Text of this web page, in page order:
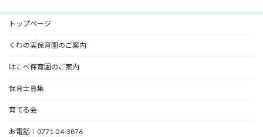
トップページ
くわの実保育園のご案内
はこべ保育園のご案内
保育士募集
育てる会
お電話：0771-24-3876